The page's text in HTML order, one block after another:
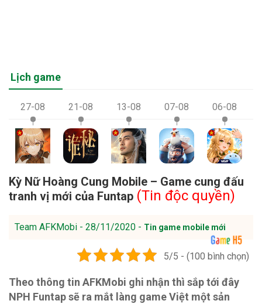
Lịch game
27-08 21-08 13-08 07-08 06-08
Kỳ Nữ Hoàng Cung Mobile – Game cung đấu
tranh vị mới của Funtap (Tin độc quyền)
Team AFKMobi - 28/11/2020 - Tin game mobile mới
5/5 - (100 bình chọn)
Theo thông tin AFKMobi ghi nhận thì sắp tới đây
NPH Funtap sẽ ra mắt làng game Việt một sản